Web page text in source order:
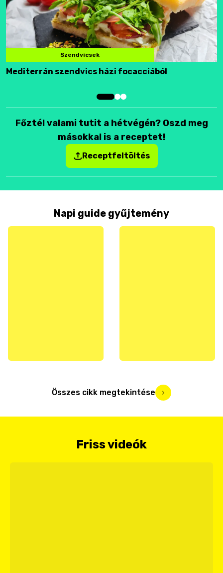
Szendvicsek
Mediterrán szendvics házi focacciából
Főztél valami tutit a hétvégén? Oszd meg
másokkal is a receptet!
Receptfeltöltés
Napi guide gyűjtemény
Összes cikk megtekintése
Friss videók